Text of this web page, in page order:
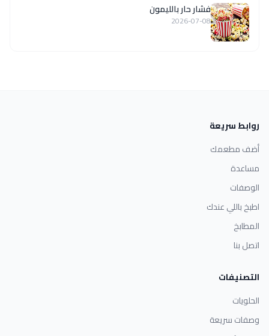
فشار حار بالليمون
2026-07-08
روابط سريعة
أضف مطعمك
مساعدة
الوصفات
اطبخ باللي عندك
المطابخ
اتصل بنا
التصنيفات
الحلويات
وصفات سريعة